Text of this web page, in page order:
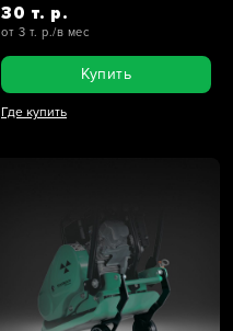
30 т. р.
от 3 т. р./в мес
Купить
Где купить